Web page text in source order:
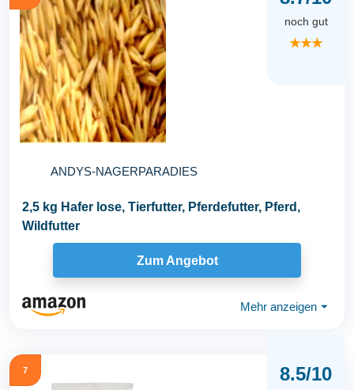
ANDYS-NAGERPARADIES
noch gut
★★★
2,5 kg Hafer lose, Tierfutter, Pferdefutter, Pferd,
Wildfutter
Zum Angebot
Mehr anzeigen ⏷
7 8.5/10